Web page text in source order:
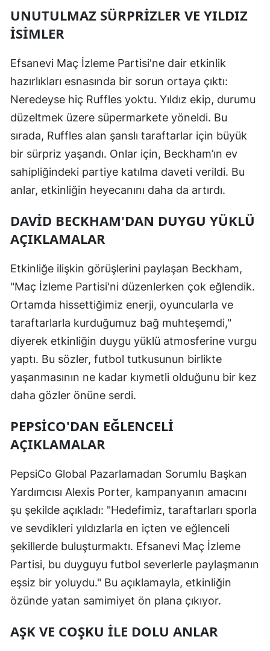
UNUTULMAZ SÜRPRIZLER VE YILDIZ
İSIMLER
Efsanevi Maç İzleme Partisi'ne dair etkinlik
hazırlıkları esnasında bir sorun ortaya çıktı:
Neredeyse hiç Ruffles yoktu. Yıldız ekip, durumu
düzeltmek üzere süpermarkete yöneldi. Bu
sırada, Ruffles alan şanslı taraftarlar için büyük
bir sürpriz yaşandı. Onlar için, Beckham’ın ev
sahipliğindeki partiye katılma daveti verildi. Bu
anlar, etkinliğin heyecanını daha da artırdı.
DAVID BECKHAM'DAN DUYGU YÜKLÜ
AÇIKLAMALAR
Etkinliğe ilişkin görüşlerini paylaşan Beckham,
"Maç İzleme Partisi'ni düzenlerken çok eğlendik.
Ortamda hissettiğimiz enerji, oyuncularla ve
taraftarlarla kurduğumuz bağ muhteşemdi,"
diyerek etkinliğin duygu yüklü atmosferine vurgu
yaptı. Bu sözler, futbol tutkusunun birlikte
yaşanmasının ne kadar kıymetli olduğunu bir kez
daha gözler önüne serdi.
PEPSICO'DAN EĞLENCELI
AÇIKLAMALAR
PepsiCo Global Pazarlamadan Sorumlu Başkan
Yardımcısı Alexis Porter, kampanyanın amacını
şu şekilde açıkladı: "Hedefimiz, taraftarları sporla
ve sevdikleri yıldızlarla en içten ve eğlenceli
şekillerde buluşturmaktı. Efsanevi Maç İzleme
Partisi, bu duyguyu futbol severlerle paylaşmanın
eşsiz bir yoluydu." Bu açıklamayla, etkinliğin
özünde yatan samimiyet ön plana çıkıyor.
AŞK VE COŞKU ILE DOLU ANLAR